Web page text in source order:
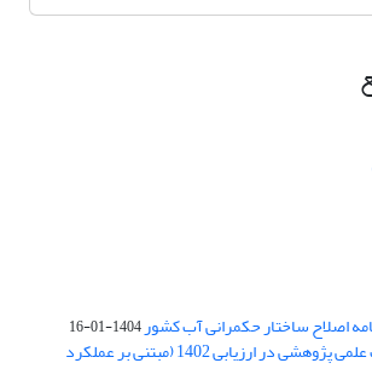
اصلاح ساختار حکمرانی آب کشور1404-01-16
کسب رتبه الف مجلات علمی پژوهشی در ارزیابی 1402 (مبتنی بر عملکرد